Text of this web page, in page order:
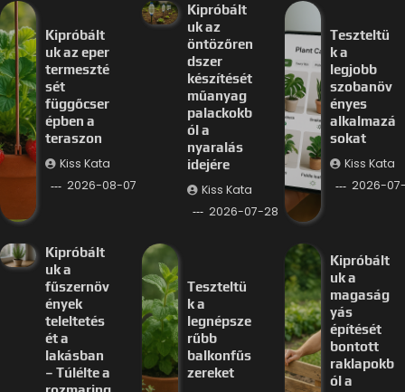
Kipróbált
uk az eper
termeszté
sét
függőcser
épben a
teraszon
Kiss Kata
2026-08-07
Kipróbált
uk az
öntözőren
dszer
készítését
műanyag
palackokb
ól a
nyaralás
idejére
Kiss Kata
2026-07-28
Teszteltü
k a
legjobb
szobanöv
ényes
alkalmazá
sokat
Kiss Kata
2026-
Kipróbált
uk a
fűszernöv
ények
teleltetés
ét a
lakásban
– Túlélte a
Teszteltü
k a
legnépsze
rűbb
balkonfűs
zereket
Kipróbált
uk a
magaság
yás
építését
bontott
raklapokb
ól a